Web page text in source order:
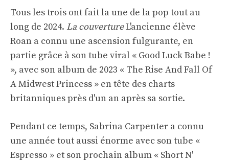
Tous les trois ont fait la une de la pop tout au
long de 2024. La couvertureL'ancienne élève
Roan a connu une ascension fulgurante, en
partie grâce à son tube viral « Good Luck Babe !
», avec son album de 2023 « The Rise And Fall Of
A Midwest Princess » en tête des charts
britanniques près d'un an après sa sortie.
Pendant ce temps, Sabrina Carpenter a connu
une année tout aussi énorme avec son tube «
Espresso » et son prochain album « Short N'